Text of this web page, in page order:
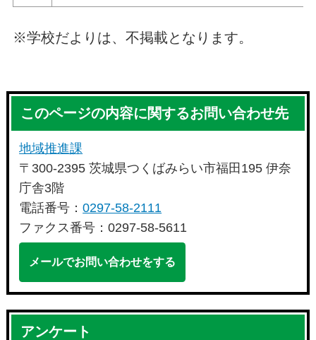
※学校だよりは、不掲載となります。
このページの内容に関するお問い合わせ先
地域推進課
〒300-2395 茨城県つくばみらい市福田195 伊奈
庁舎3階
電話番号：0297-58-2111
ファクス番号：0297-58-5611
メールでお問い合わせをする
アンケート